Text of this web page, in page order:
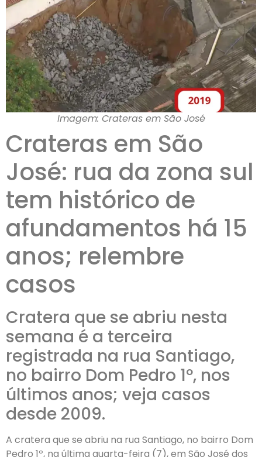
Imagem: Crateras em São José
Crateras em São
José: rua da zona sul
tem histórico de
afundamentos há 15
anos; relembre
casos
Cratera que se abriu nesta
semana é a terceira
registrada na rua Santiago,
no bairro Dom Pedro 1º, nos
últimos anos; veja casos
desde 2009.
A cratera que se abriu na rua Santiago, no bairro Dom
Pedro 1º, na última quarta-feira (7), em São José dos